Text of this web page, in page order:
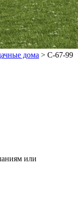
дома > С-67-99
или